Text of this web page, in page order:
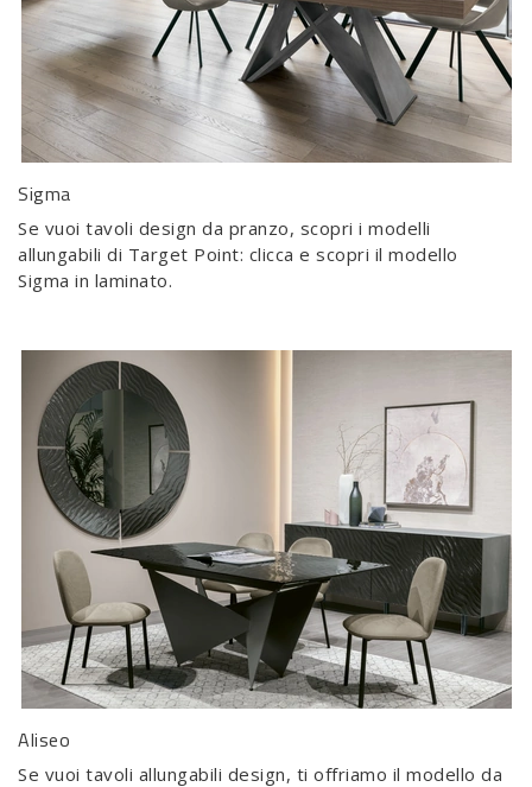
Sigma
Se vuoi tavoli design da pranzo, scopri i modelli
allungabili di Target Point: clicca e scopri il modello
Sigma in laminato.
Aliseo
Se vuoi tavoli allungabili design, ti offriamo il modello da